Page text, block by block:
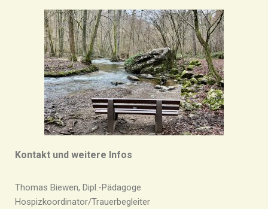
Kontakt und weitere Infos
Thomas Biewen, Dipl.-Pädagoge
Hospizkoordinator/Trauerbegleiter